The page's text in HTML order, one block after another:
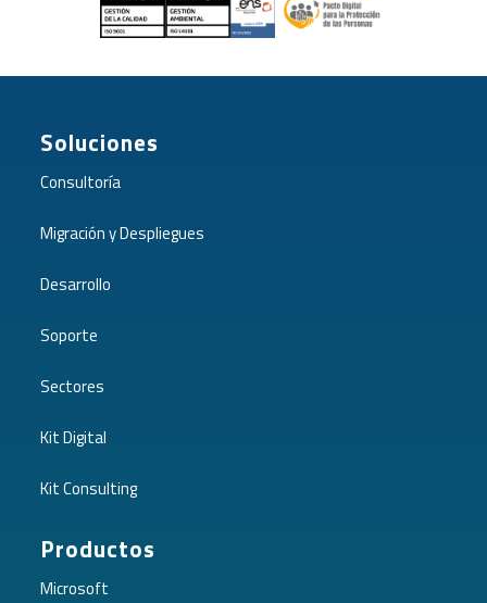
Soluciones
Consultoría
Migración y Despliegues
Desarrollo
Soporte
Sectores
Kit Digital
Kit Consulting
Productos
Microsoft